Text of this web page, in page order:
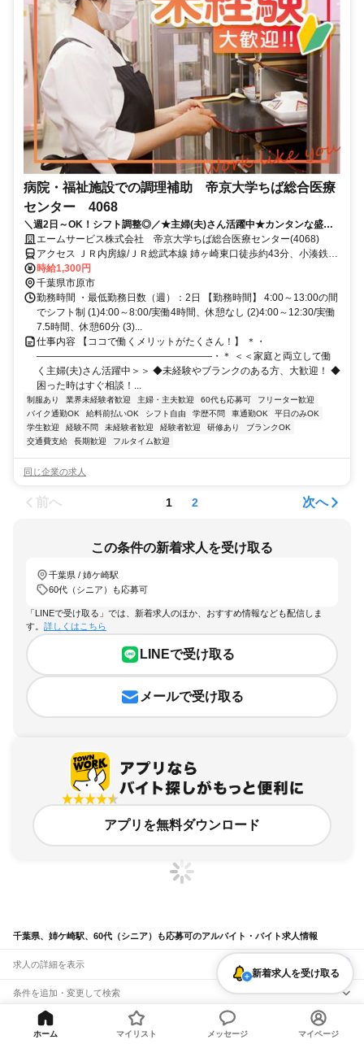
病院・福祉施設での調理補助 帝京大学ちば総合医療
センター 4068
＼週2日～OK！シフト調整◎／★主婦(夫)さん活躍中★カンタンな盛り
付けからスタート★待遇充実の大手企業◎
エームサービス株式会社 帝京大学ちば総合医療センター(4068)
アクセス ＪＲ内房線/ＪＲ総武本線 姉ヶ崎東口徒歩約43分、小湊鉄道
上総村上徒歩約75分、小湊鉄道 光風台（千葉県）徒歩約91分 ※住所
から自動設定しているため、MAPの位置がずれている場合がございま
す
時給1,300円
千葉県市原市
勤務時間 ・最低勤務日数（週）：2日 【勤務時間】 4:00～13:00の間
でシフト制 (1)4:00～8:00/実働4時間、休憩なし (2)4:00～12:30/実働
7.5時間、休憩60分 (3)...
仕事内容 【ココで働くメリットがたくさん！】 ＊・
――――――――――――――――――・＊ ＜＜家庭と両立して働
く主婦(夫)さん活躍中＞＞ ◆未経験やブランクのある方、大歓迎！ ◆
困った時はすぐ相談！...
制服あり 業界未経験者歓迎 主婦・主夫歓迎 60代も応募可
フリーター歓迎
バイク通勤OK
給料前払いOK シフト自由 学歴不問 車通勤OK
平日のみOK
学生歓迎
経験不問 未経験者歓迎 経験者歓迎 研修あり
ブランクOK
交通費支給
長期歓迎 フルタイム歓迎
同じ企業の求人
前へ 1 2 次へ
この条件の新着求人を受け取る
千葉県 / 姉ケ崎駅
60代（シニア）も応募可
「LINEで受け取る」では、新着求人のほか、おすすめ情報なども配信しま
す。 詳しくはこちら
LINEで受け取る
メールで受け取る
アプリを無料ダウンロード
千葉県、姉ケ崎駅、60代（シニア）も応募可のアルバイト・バイト求人情報
求人の詳細を表示
条件を追加・変更して検索
市区町村を追加・変更
千葉県
関連キーワード
完全在宅ワーク 全国 シール貼り 在宅 現在地周辺ガチャガチャ
新着求人を受け取る
ホーム マイリスト メッセージ マイページ